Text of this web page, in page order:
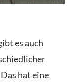
es auch
Das hat eine